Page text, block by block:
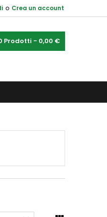
o Crea un account
Prodotti - 0,00 €